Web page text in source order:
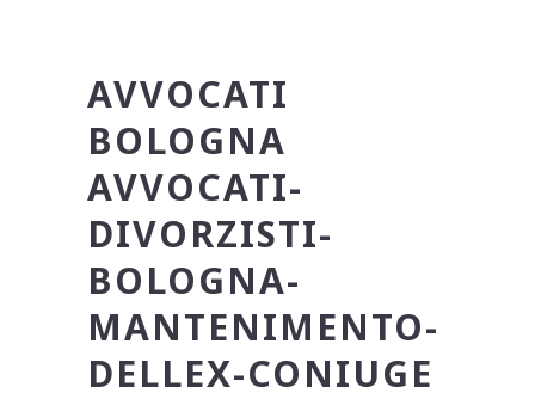
AVVOCATI
BOLOGNA
AVVOCATI-
DIVORZISTI-
BOLOGNA-
MANTENIMENTO-
DELLEX-CONIUGE